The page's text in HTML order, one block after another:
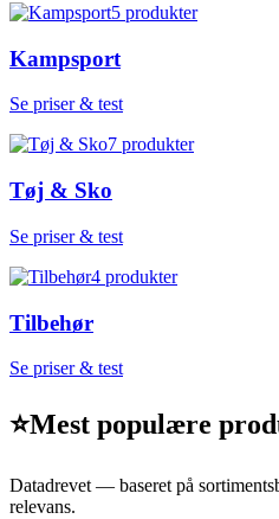
5 produkter
Kampsport
Se priser & test
7 produkter
Tøj & Sko
Se priser & test
4 produkter
Tilbehør
Se priser & test
⭐Mest populære
Datadrevet — baseret på
relevans.